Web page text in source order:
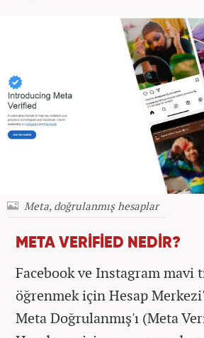
Meta, doğrulanmış hesaplar
META VERİFİED NEDİR?
Facebook ve Instagram mavi
öğrenmek için Hesap
Meta Doğrulanmış'ı (Meta